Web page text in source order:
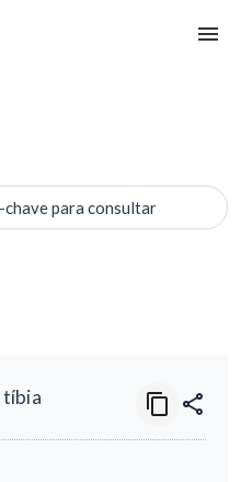
para consultar
tíbia